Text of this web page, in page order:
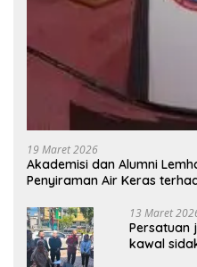
19 Maret 2026
Akademisi dan Alumni
Penyiraman Air Keras
13 Maret
Persatuan
kawal